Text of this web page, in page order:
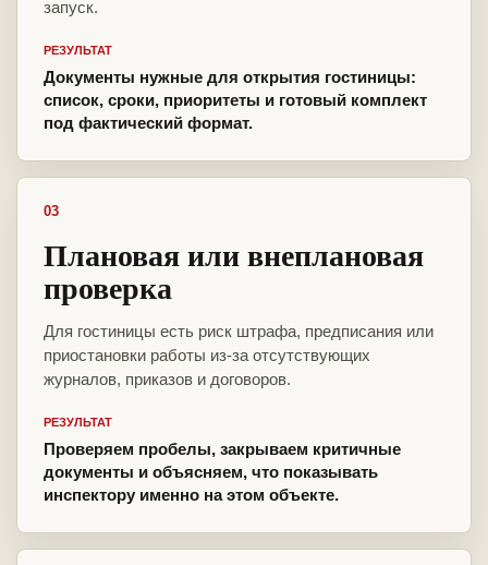
запуск.
РЕЗУЛЬТАТ
Документы нужные для открытия гостиницы:
список, сроки, приоритеты и готовый комплект
под фактический формат.
03
Плановая или внеплановая
проверка
Для гостиницы есть риск штрафа, предписания или
приостановки работы из-за отсутствующих
журналов, приказов и договоров.
РЕЗУЛЬТАТ
Проверяем пробелы, закрываем критичные
документы и объясняем, что показывать
инспектору именно на этом объекте.